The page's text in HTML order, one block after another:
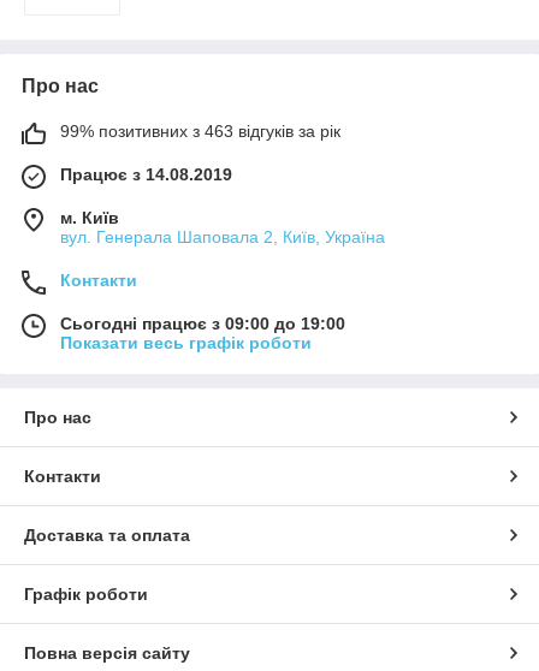
Про нас
99% позитивних з 463 відгуків за рік
Працює з 14.08.2019
м. Київ
вул. Генерала Шаповала 2, Київ, Україна
Контакти
Сьогодні працює з 09:00 до 19:00
Показати весь графік роботи
Про нас
Контакти
Доставка та оплата
Графік роботи
Повна версія сайту